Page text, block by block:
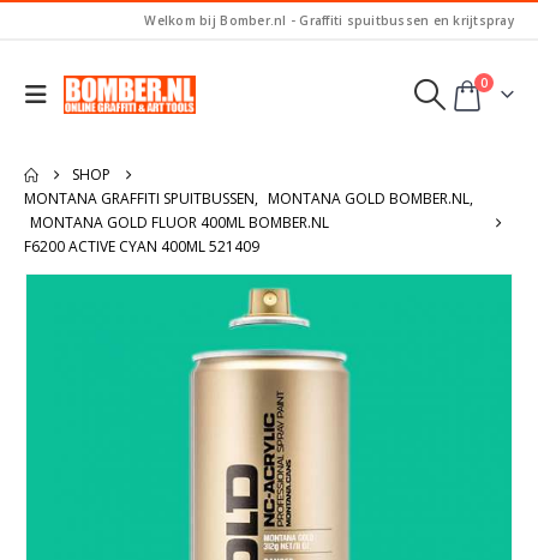
Welkom bij Bomber.nl - Graffiti spuitbussen en krijtspray
0
SHOP
MONTANA GRAFFITI SPUITBUSSEN, MONTANA GOLD BOMBER.NL,
MONTANA GOLD FLUOR 400ML BOMBER.NL
F6200 ACTIVE CYAN 400ML 521409